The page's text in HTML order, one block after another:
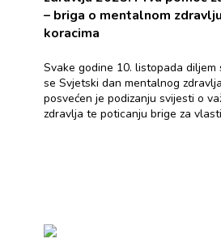
– briga o mentalnom
koracima
Svake godine 10. listopada diljem
se Svjetski dan mentalnog
posvećen je podizanju svijesti o
zdravlja te poticanju brige za